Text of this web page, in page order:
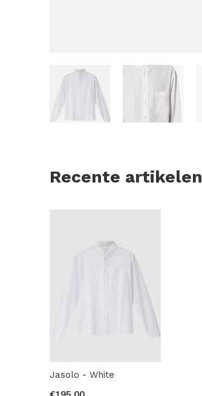
Recente artikelen
Jasolo - White